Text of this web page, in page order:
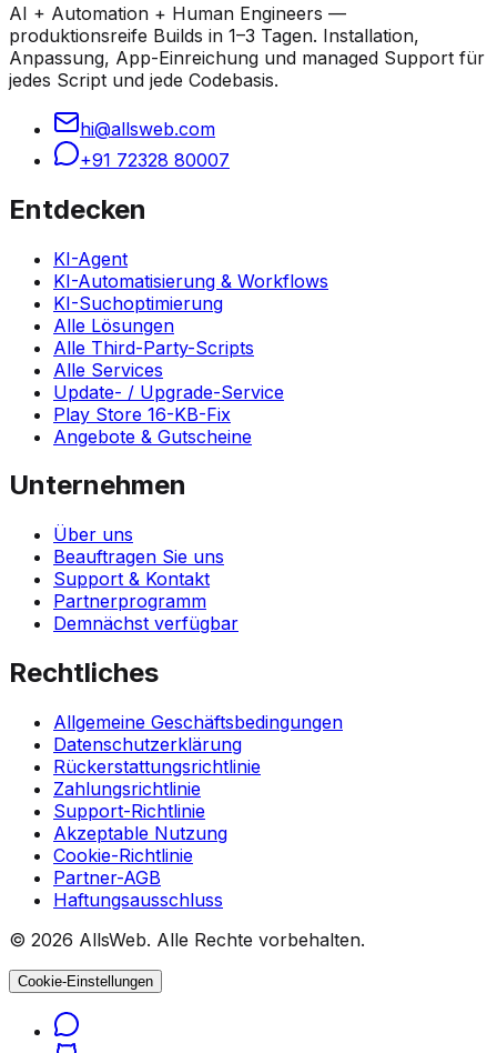
AI + Automation + Human Engineers —
produktionsreife Builds in 1–3 Tagen. Installation,
Anpassung, App-Einreichung und managed Support für
jedes Script und jede Codebasis.
hi@allsweb.com
+91 72328 80007
Entdecken
KI-Agent
KI-Automatisierung & Workflows
KI-Suchoptimierung
Alle Lösungen
Alle Third-Party-Scripts
Alle Services
Update- / Upgrade-Service
Play Store 16-KB-Fix
Angebote & Gutscheine
Unternehmen
Über uns
Beauftragen Sie uns
Support & Kontakt
Partnerprogramm
Demnächst verfügbar
Rechtliches
Allgemeine Geschäftsbedingungen
Datenschutzerklärung
Rückerstattungsrichtlinie
Zahlungsrichtlinie
Support-Richtlinie
Akzeptable Nutzung
Cookie-Richtlinie
Partner-AGB
Haftungsausschluss
© 2026 AllsWeb. Alle Rechte vorbehalten.
Cookie-Einstellungen